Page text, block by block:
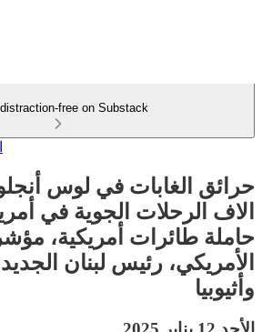
free on Substack
حرائق الغابات في لوس
الاف الرحلات الجوية في
حاملة طائرات أمريكية،
الأمريكي، رئيس لبنان
وأثيوبيا